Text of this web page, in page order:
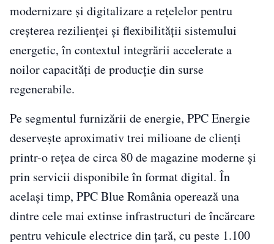
modernizare și digitalizare a rețelelor pentru
creșterea rezilienței și flexibilității sistemului
energetic, în contextul integrării accelerate a
noilor capacități de producție din surse
regenerabile.
Pe segmentul furnizării de energie, PPC Energie
deservește aproximativ trei milioane de clienți
printr-o rețea de circa 80 de magazine moderne și
prin servicii disponibile în format digital. În
același timp, PPC Blue România operează una
dintre cele mai extinse infrastructuri de încărcare
pentru vehicule electrice din țară, cu peste 1.100